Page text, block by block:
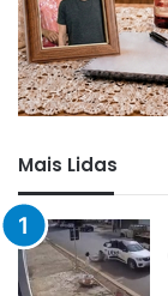
Mais Lidas